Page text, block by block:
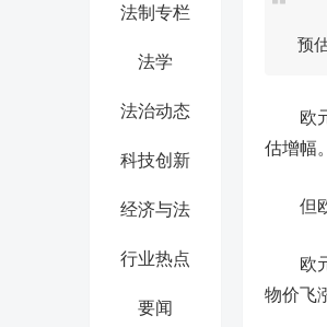
法制专栏
法学
法治动态
科技创新
经济与法
行业热点
要闻
欧
预
欧元
估增幅。
但欧
欧元
物价飞